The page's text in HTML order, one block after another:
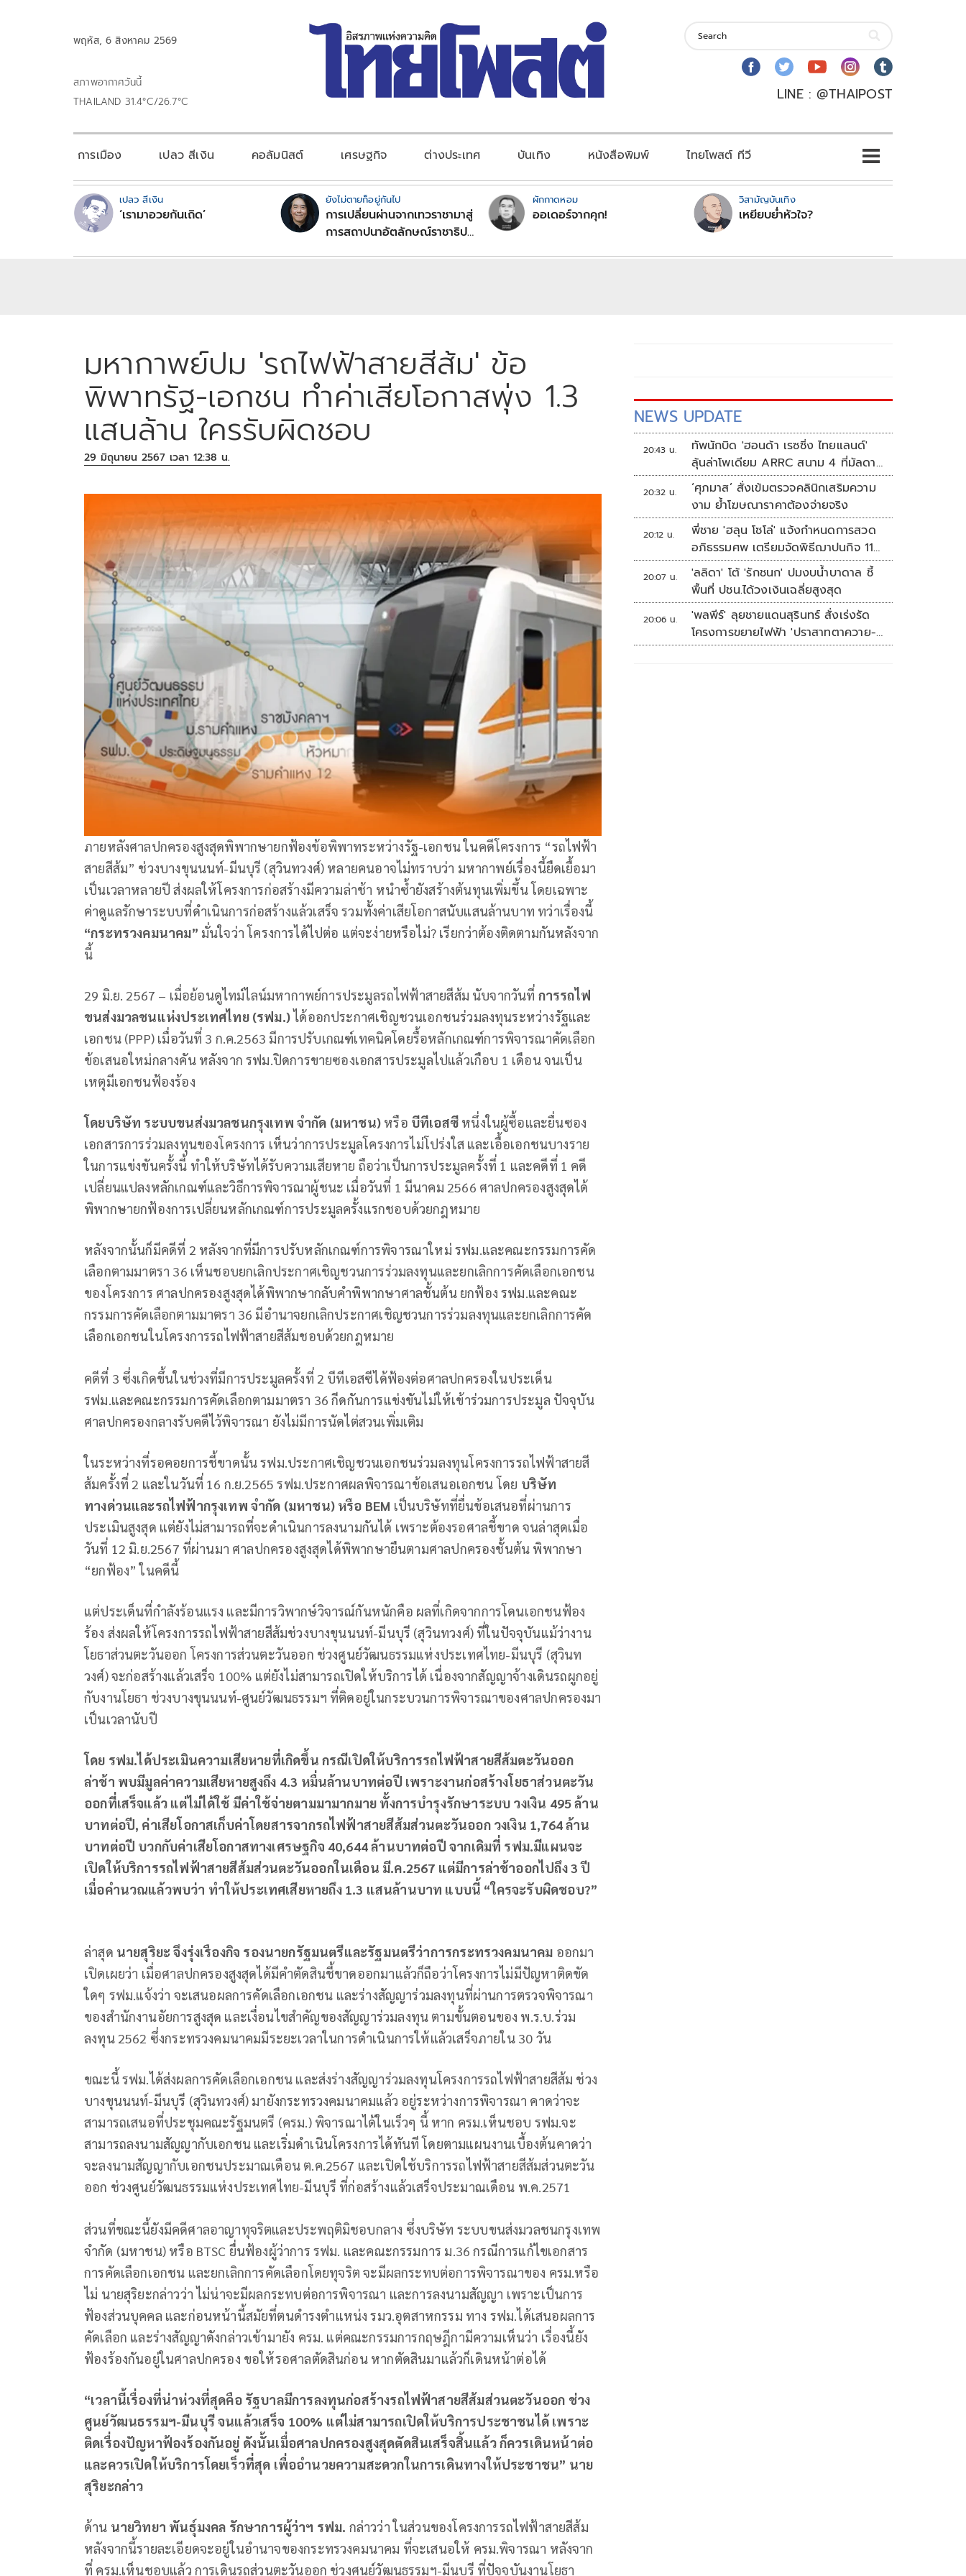
พฤหัส, 6 สิงหาคม 2569
สภาพอากาศวันนี้
THAILAND 31.4°C/26.7°C
LINE : @THAIPOST
การเมือง เปลว สีเงิน คอลัมนิสต์ เศรษฐกิจ ต่างประเทศ บันเทิง หนังสือพิมพ์ ไทยโพสต์ ทีวี
เปลว สีเงิน
‘เรามาอวยกันเถิด’
ยังไม่ตายก็อยู่กันไป
การเปลี่ยนผ่านจากเทวราชามาสู่
การสถาปนาอัตลักษณ์ราชาธิป
ผักกาดหอม
ออเดอร์จากคุก!
วิสามัญบันเทิง
เหยียบย่ำหัวใจ?
มหากาพย์ปม 'รถไฟฟ้าสายสีส้ม' ข้อ
พิพาทรัฐ-เอกชน ทำค่าเสียโอกาสพุ่ง 1.3
แสนล้าน ใครรับผิดชอบ
29 มิถุนายน 2567 เวลา 12:38 น.
ภายหลังศาลปกครองสูงสุดพิพากษายกฟ้องข้อพิพาทระหว่างรัฐ-เอกชน ในคดีโครงการ “รถไฟฟ้า
สายสีส้ม” ช่วงบางขุนนนท์-มีนบุรี (สุวินทวงศ์) หลายคนอาจไม่ทราบว่า มหากาพย์เรื่องนี้ยืดเยื้อมา
เป็นเวลาหลายปี ส่งผลให้โครงการก่อสร้างมีความล่าช้า หนำซ้ำยังสร้างต้นทุนเพิ่มขึ้น โดยเฉพาะ
ค่าดูแลรักษาระบบที่ดำเนินการก่อสร้างแล้วเสร็จ รวมทั้งค่าเสียโอกาสนับแสนล้านบาท ทว่าเรื่องนี้
“กระทรวงคมนาคม” มั่นใจว่า โครงการได้ไปต่อ แต่จะง่ายหรือไม่? เรียกว่าต้องติดตามกันหลังจาก
นี้
29 มิ.ย. 2567 – เมื่อย้อนดูไทม์ไลน์มหากาพย์การประมูลรถไฟฟ้าสายสีส้ม นับจากวันที่ การรถไฟ
ขนส่งมวลชนแห่งประเทศไทย (รฟม.)ได้ออกประกาศเชิญชวนเอกชนร่วมลงทุนระหว่างรัฐและ
เอกชน (PPP) เมื่อวันที่ 3 ก.ค.2563 มีการปรับเกณฑ์เทคนิคโดยรื้อหลักเกณฑ์การพิจารณาคัดเลือก
ข้อเสนอใหม่กลางคัน หลังจาก รฟม.ปิดการขายซองเอกสารประมูลไปแล้วเกือบ 1 เดือน จนเป็น
เหตุมีเอกชนฟ้องร้อง
โดยบริษัท ระบบขนส่งมวลชนกรุงเทพ จำกัด (มหาชน) หรือ บีทีเอสซี หนึ่งในผู้ซื้อและยื่นซอง
เอกสารการร่วมลงทุนของโครงการ เห็นว่าการประมูลโครงการไม่โปร่งใส และเอื้อเอกชนบางราย
ในการแข่งขันครั้งนี้ ทำให้บริษัทได้รับความเสียหาย ถือว่าเป็นการประมูลครั้งที่ 1 และคดีที่ 1 คดี
เปลี่ยนแปลงหลักเกณฑ์และวิธีการพิจารณาผู้ชนะ เมื่อวันที่ 1 มีนาคม 2566 ศาลปกครองสูงสุดได้
พิพากษายกฟ้องการเปลี่ยนหลักเกณฑ์การประมูลครั้งแรกชอบด้วยกฎหมาย
หลังจากนั้นก็มีคดีที่ 2 หลังจากที่มีการปรับหลักเกณฑ์การพิจารณาใหม่ รฟม.และคณะกรรมการคัด
เลือกตามมาตรา 36 เห็นชอบยกเลิกประกาศเชิญชวนการร่วมลงทุนและยกเลิกการคัดเลือกเอกชน
ของโครงการ ศาลปกครองสูงสุดได้พิพากษากลับคำพิพากษาศาลชั้นต้น ยกฟ้อง รฟม.และคณะ
กรรมการคัดเลือกตามมาตรา 36 มีอำนาจยกเลิกประกาศเชิญชวนการร่วมลงทุนและยกเลิกการคัด
เลือกเอกชนในโครงการรถไฟฟ้าสายสีส้มชอบด้วยกฎหมาย
คดีที่ 3 ซึ่งเกิดขึ้นในช่วงที่มีการประมูลครั้งที่ 2 บีทีเอสซีได้ฟ้องต่อศาลปกครองในประเด็น
รฟม.และคณะกรรมการคัดเลือกตามมาตรา 36 กีดกันการแข่งขันไม่ให้เข้าร่วมการประมูล ปัจจุบัน
ศาลปกครองกลางรับคดีไว้พิจารณา ยังไม่มีการนัดไต่สวนเพิ่มเติม
ในระหว่างที่รอคอยการชี้ขาดนั้น รฟม.ประกาศเชิญชวนเอกชนร่วมลงทุนโครงการรถไฟฟ้าสายสี
ส้มครั้งที่ 2 และในวันที่ 16 ก.ย.2565 รฟม.ประกาศผลพิจารณาข้อเสนอเอกชน โดย บริษัท
ทางด่วนและรถไฟฟ้ากรุงเทพ จำกัด (มหาชน) หรือ BEM เป็นบริษัทที่ยื่นข้อเสนอที่ผ่านการ
ประเมินสูงสุด แต่ยังไม่สามารถที่จะดำเนินการลงนามกันได้ เพราะต้องรอศาลชี้ขาด จนล่าสุดเมื่อ
วันที่ 12 มิ.ย.2567 ที่ผ่านมา ศาลปกครองสูงสุดได้พิพากษายืนตามศาลปกครองชั้นต้น พิพากษา
“ยกฟ้อง” ในคดีนี้
แต่ประเด็นที่กำลังร้อนแรง และมีการวิพากษ์วิจารณ์กันหนักคือ ผลที่เกิดจากการโดนเอกชนฟ้อง
ร้อง ส่งผลให้โครงการรถไฟฟ้าสายสีส้มช่วงบางขุนนนท์-มีนบุรี (สุวินทวงศ์) ที่ในปัจจุบันแม้ว่างาน
โยธาส่วนตะวันออก โครงการส่วนตะวันออก ช่วงศูนย์วัฒนธรรมแห่งประเทศไทย-มีนบุรี (สุวินท
วงศ์) จะก่อสร้างแล้วเสร็จ 100% แต่ยังไม่สามารถเปิดให้บริการได้ เนื่องจากสัญญาจ้างเดินรถผูกอยู่
กับงานโยธา ช่วงบางขุนนนท์-ศูนย์วัฒนธรรมฯ ที่ติดอยู่ในกระบวนการพิจารณาของศาลปกครองมา
เป็นเวลานับปี
โดย รฟม.ได้ประเมินความเสียหายที่เกิดขึ้น กรณีเปิดให้บริการรถไฟฟ้าสายสีส้มตะวันออก
ล่าช้า พบมีมูลค่าความเสียหายสูงถึง 4.3 หมื่นล้านบาทต่อปี เพราะงานก่อสร้างโยธาส่วนตะวัน
ออกที่เสร็จแล้ว แต่ไม่ได้ใช้ มีค่าใช้จ่ายตามมามากมาย ทั้งการบำรุงรักษาระบบ วงเงิน 495 ล้าน
บาทต่อปี, ค่าเสียโอกาสเก็บค่าโดยสารจากรถไฟฟ้าสายสีส้มส่วนตะวันออก วงเงิน 1,764 ล้าน
บาทต่อปี บวกกับค่าเสียโอกาสทางเศรษฐกิจ 40,644 ล้านบาทต่อปี จากเดิมที่ รฟม.มีแผนจะ
เปิดให้บริการรถไฟฟ้าสายสีส้มส่วนตะวันออกในเดือน มี.ค.2567 แต่มีการล่าช้าออกไปถึง 3 ปี
เมื่อคำนวณแล้วพบว่า ทำให้ประเทศเสียหายถึง 1.3 แสนล้านบาท แบบนี้ “ใครจะรับผิดชอบ?”
ล่าสุด นายสุริยะ จึงรุ่งเรืองกิจ รองนายกรัฐมนตรีและรัฐมนตรีว่าการกระทรวงคมนาคม ออกมา
เปิดเผยว่า เมื่อศาลปกครองสูงสุดได้มีคำตัดสินชี้ขาดออกมาแล้วก็ถือว่าโครงการไม่มีปัญหาติดขัด
ใดๆ รฟม.แจ้งว่า จะเสนอผลการคัดเลือกเอกชน และร่างสัญญาร่วมลงทุนที่ผ่านการตรวจพิจารณา
ของสำนักงานอัยการสูงสุด และเงื่อนไขสำคัญของสัญญาร่วมลงทุน ตามขั้นตอนของ พ.ร.บ.ร่วม
ลงทุน 2562 ซึ่งกระทรวงคมนาคมมีระยะเวลาในการดำเนินการให้แล้วเสร็จภายใน 30 วัน
ขณะนี้ รฟม.ได้ส่งผลการคัดเลือกเอกชน และส่งร่างสัญญาร่วมลงทุนโครงการรถไฟฟ้าสายสีส้ม ช่วง
บางขุนนนท์-มีนบุรี (สุวินทวงศ์) มายังกระทรวงคมนาคมแล้ว อยู่ระหว่างการพิจารณา คาดว่าจะ
สามารถเสนอที่ประชุมคณะรัฐมนตรี (ครม.) พิจารณาได้ในเร็วๆ นี้ หาก ครม.เห็นชอบ รฟม.จะ
สามารถลงนามสัญญากับเอกชน และเริ่มดำเนินโครงการได้ทันที โดยตามแผนงานเบื้องต้นคาดว่า
จะลงนามสัญญากับเอกชนประมาณเดือน ต.ค.2567 และเปิดใช้บริการรถไฟฟ้าสายสีส้มส่วนตะวัน
ออก ช่วงศูนย์วัฒนธรรมแห่งประเทศไทย-มีนบุรี ที่ก่อสร้างแล้วเสร็จประมาณเดือน พ.ค.2571
ส่วนที่ขณะนี้ยังมีคดีศาลอาญาทุจริตและประพฤติมิชอบกลาง ซึ่งบริษัท ระบบขนส่งมวลชนกรุงเทพ
จำกัด (มหาชน) หรือ BTSC ยื่นฟ้องผู้ว่าการ รฟม. และคณะกรรมการ ม.36 กรณีการแก้ไขเอกสาร
การคัดเลือกเอกชน และยกเลิกการคัดเลือกโดยทุจริต จะมีผลกระทบต่อการพิจารณาของ ครม.หรือ
ไม่ นายสุริยะกล่าวว่า ไม่น่าจะมีผลกระทบต่อการพิจารณา และการลงนามสัญญา เพราะเป็นการ
ฟ้องส่วนบุคคล และก่อนหน้านี้สมัยที่ตนดำรงตำแหน่ง รมว.อุตสาหกรรม ทาง รฟม.ได้เสนอผลการ
คัดเลือก และร่างสัญญาดังกล่าวเข้ามายัง ครม. แต่คณะกรรมการกฤษฎีกามีความเห็นว่า เรื่องนี้ยัง
ฟ้องร้องกันอยู่ในศาลปกครอง ขอให้รอศาลตัดสินก่อน หากตัดสินมาแล้วก็เดินหน้าต่อได้
“เวลานี้เรื่องที่น่าห่วงที่สุดคือ รัฐบาลมีการลงทุนก่อสร้างรถไฟฟ้าสายสีส้มส่วนตะวันออก ช่วง
ศูนย์วัฒนธรรมฯ-มีนบุรี จนแล้วเสร็จ 100% แต่ไม่สามารถเปิดให้บริการประชาชนได้ เพราะ
ติดเรื่องปัญหาฟ้องร้องกันอยู่ ดังนั้นเมื่อศาลปกครองสูงสุดตัดสินเสร็จสิ้นแล้ว ก็ควรเดินหน้าต่อ
และควรเปิดให้บริการโดยเร็วที่สุด เพื่ออำนวยความสะดวกในการเดินทางให้ประชาชน” นาย
สุริยะกล่าว
ด้าน นายวิทยา พันธุ์มงคล รักษาการผู้ว่าฯ รฟม. กล่าวว่า ในส่วนของโครงการรถไฟฟ้าสายสีส้ม
หลังจากนี้รายละเอียดจะอยู่ในอำนาจของกระทรวงคมนาคม ที่จะเสนอให้ ครม.พิจารณา หลังจาก
ที่ ครม.เห็นชอบแล้ว การเดินรถส่วนตะวันออก ช่วงศูนย์วัฒนธรรมฯ-มีนบุรี ที่ปัจจุบันงานโยธา
NEWS UPDATE
20:43 น.
ทัพนักบิด 'ฮอนด้า เรซซิ่ง ไทยแลนด์'
ลุ้นล่าโพเดียม ARRC สนาม 4 ที่มัลดาลิ
กา
20:32 น.
‘ศุภมาส’ สั่งเข้มตรวจคลินิกเสริมความ
งาม ย้ำโฆษณาราคาต้องจ่ายจริง
20:12 น.
พี่ชาย 'ฮลุน โซโล่' แจ้งกำหนดการสวด
อภิธรรมศพ เตรียมจัดพิธีฌาปนกิจ 11
ส.ค.
20:07 น.
'ลลิดา' โต้ 'รักชนก' ปมงบน้ำบาดาล ชี้
พื้นที่ ปชน.ได้วงเงินเฉลี่ยสูงสุด
20:06 น.
'พลพีร์' ลุยชายแดนสุรินทร์ สั่งเร่งรัด
โครงการขยายไฟฟ้า 'ปราสาทตาควาย-
เนิน 350'